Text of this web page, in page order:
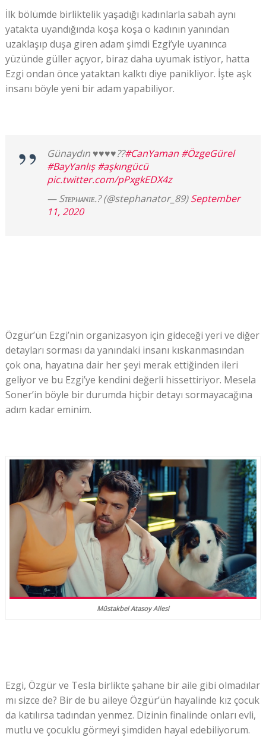
İlk bölümde birliktelik yaşadığı kadınlarla sabah aynı
yatakta uyandığında koşa koşa o kadının yanından
uzaklaşıp duşa giren adam şimdi Ezgi’yle uyanınca
yüzünde güller açıyor, biraz daha uyumak istiyor, hatta
Ezgi ondan önce yataktan kalktı diye panikliyor. İşte aşk
insanı böyle yeni bir adam yapabiliyor.
Günaydın ♥️♥️♥️♥️??#CanYaman #ÖzgeGürel
#BayYanlış #aşkıngücü
pic.twitter.com/pPxgkEDX4z
— Sᴛᴇᴘʜᴀɴɪᴇ.? (@stephanator_89)September
11, 2020
Özgür’ün Ezgi’nin organizasyon için gideceği yeri ve diğer
detayları sorması da yanındaki insanı kıskanmasından
çok ona, hayatına dair her şeyi merak ettiğinden ileri
geliyor ve bu Ezgi’ye kendini değerli hissettiriyor. Mesela
Soner’in böyle bir durumda hiçbir detayı sormayacağına
adım kadar eminim.
Müstakbel Atasoy Ailesi
Ezgi, Özgür ve Tesla birlikte şahane bir aile gibi olmadılar
mı sizce de? Bir de bu aileye Özgür’ün hayalinde kız çocuk
da katılırsa tadından yenmez. Dizinin finalinde onları evli,
mutlu ve çocuklu görmeyi şimdiden hayal edebiliyorum.